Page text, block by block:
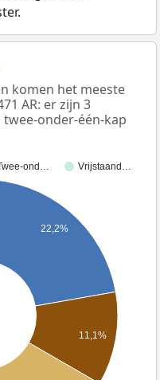
komen het meeste
AR: er zijn 3
onder-één-kap
ond… Vrijstaand…
22,2%
11,1%